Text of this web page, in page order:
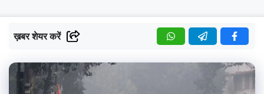
ख़बर शेयर करें